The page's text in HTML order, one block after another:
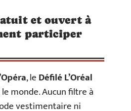
et ouvert à
participer
, leDéfilé L’Oréal
monde. Aucun filtre à
vestimentaire ni